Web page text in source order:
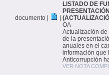
documento |
LISTADO DE
OA
Actualización
de la
anuales en el
información que
Anticorrupción
VER NOTA